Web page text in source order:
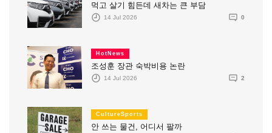
먹고 살기 힘든데 새차는 큰 부담
14 Jul 2026 0
HotNews
조성훈 장관 숙박비용 논란
14 Jul 2026 2
CultureSports
안 쓰는 물건, 어디서 팔까